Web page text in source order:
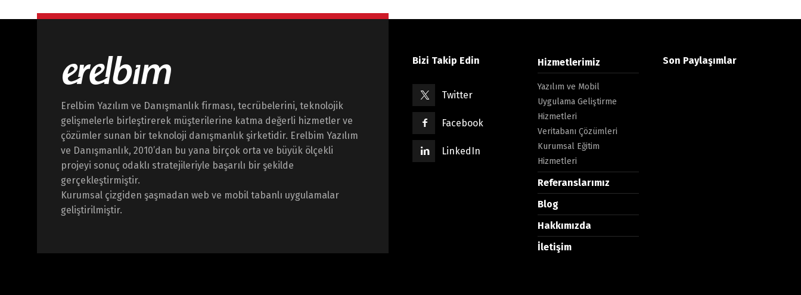
Erelbim Yazılım ve Danışmanlık firması, tecrübelerini, teknolojik
gelişmelerle birleştirerek müşterilerine katma değerli hizmetler ve
çözümler sunan bir teknoloji danışmanlık şirketidir. Erelbim Yazılım
ve Danışmanlık, 2010’dan bu yana birçok orta ve büyük ölçekli
projeyi sonuç odaklı stratejileriyle başarılı bir şekilde
gerçekleştirmiştir.
Kurumsal çizgiden şaşmadan web ve mobil tabanlı uygulamalar
geliştirilmiştir.
Bizi Takip Edin
Twitter
Facebook
LinkedIn
Hizmetlerimiz
Yazılım ve Mobil
Uygulama Geliştirme
Hizmetleri
Veritabanı Çözümleri
Kurumsal Eğitim
Hizmetleri
Referanslarımız
Blog
Hakkımızda
İletişim
Son Paylaşımlar